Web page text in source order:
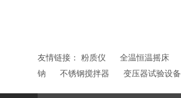
友情链接： 粉质仪 全温恒温摇床
钠
不锈钢搅拌器 变压器试验设备